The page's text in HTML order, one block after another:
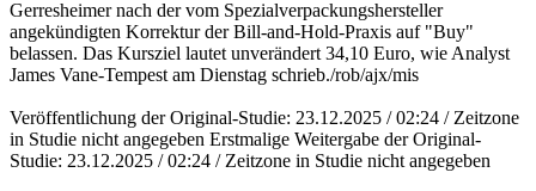
Gerresheimer nach der vom Spezialverpackungshersteller
angekündigten Korrektur der Bill-and-Hold-Praxis auf "Buy"
belassen. Das Kursziel lautet unverändert 34,10 Euro, wie Analyst
James Vane-Tempest am Dienstag schrieb./rob/ajx/mis
Veröffentlichung der Original-Studie: 23.12.2025 / 02:24 / Zeitzone
in Studie nicht angegeben Erstmalige Weitergabe der Original-
Studie: 23.12.2025 / 02:24 / Zeitzone in Studie nicht angegeben